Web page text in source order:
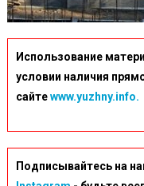
Использование
условии наличия
сайтеwww.yuzhny.info.
Подписывайтесь на